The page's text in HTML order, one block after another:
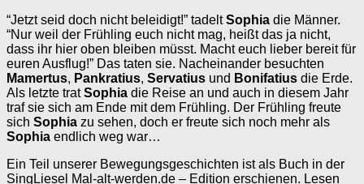
“Jetzt seid doch nicht beleidigt!” tadeltSophia die Männer.
“Nur weil der Frühling euch nicht mag, heißt das ja nicht,
dass ihr hier oben bleiben müsst. Macht euch lieber bereit für
euren Ausflug!” Das taten sie. Nacheinander besuchten
Mamertus, Pankratius, Servatius und Bonifatius die Erde.
Als letzte tratSophia die Reise an und auch in diesem Jahr
traf sie sich am Ende mit dem Frühling. Der Frühling freute
sich Sophia zu sehen, doch er freute sich noch mehr als
Sophia endlich weg war…
Ein Teil unserer Bewegungsgeschichten ist als Buch in der
SingLiesel Mal-alt-werden.de – Edition erschienen. Lesen